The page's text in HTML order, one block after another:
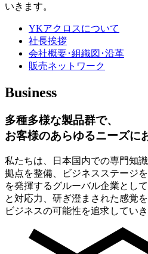
いきます。
YKアクロスについて
社長挨拶
会社概要･組織図･沿革
販売ネットワーク
Business
多種多様な製品群で、
お客様のあらゆるニーズに
私たちは、日本国内での専門知
拠点を整備、ビジネスステージ
を発揮するグルーバル企業とし
と対応力、研ぎ澄まされた感覚
ビジネスの可能性を追求していき